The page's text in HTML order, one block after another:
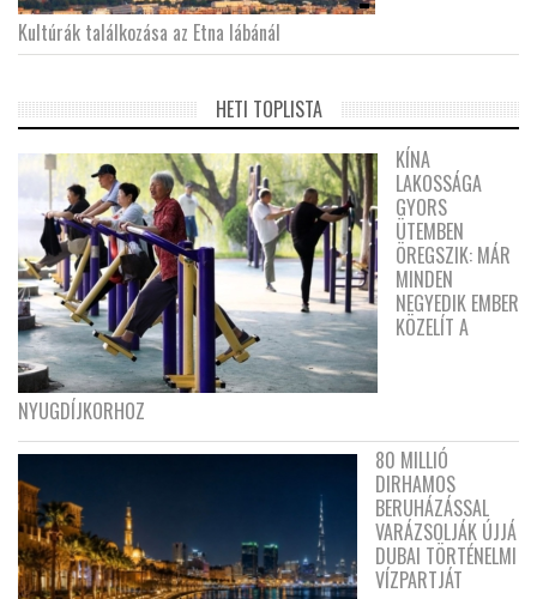
Kultúrák találkozása az Etna lábánál
HETI TOPLISTA
KÍNA
LAKOSSÁGA
GYORS
ÜTEMBEN
ÖREGSZIK: MÁR
MINDEN
NEGYEDIK EMBER
KÖZELÍT A
NYUGDÍJKORHOZ
80 MILLIÓ
DIRHAMOS
BERUHÁZÁSSAL
VARÁZSOLJÁK ÚJJÁ
DUBAI TÖRTÉNELMI
VÍZPARTJÁT